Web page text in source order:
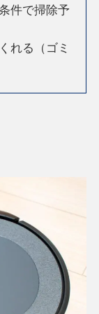
件で掃除予
れる（ゴミ